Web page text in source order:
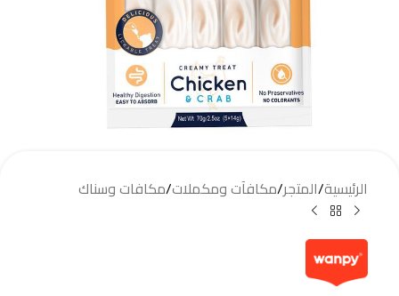
الرئيسية/المتجر/مكافآت ومكملات/مكافات وسناك